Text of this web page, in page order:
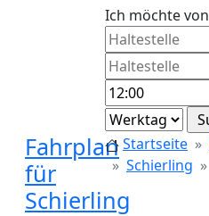
Ich möchte von
Fahrplan
für
Schierling
Startseite
Schierling